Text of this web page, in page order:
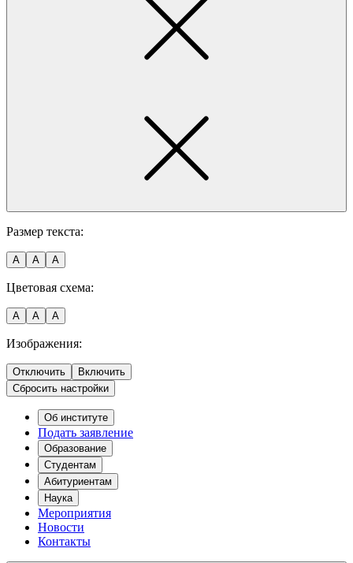
Размер текста:
A A A
Цветовая схема:
A A A
Изображения:
Отключить
Включить
Сбросить настройки
Об институте
Подать заявление
Образование
Студентам
Абитуриентам
Наука
Мероприятия
Новости
Контакты